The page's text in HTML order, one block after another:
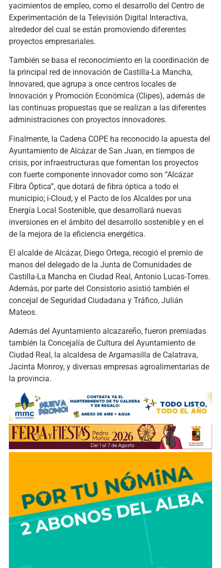
yacimientos de empleo, como el desarrollo del Centro de
Experimentación de la Televisión Digital Interactiva,
alrededor del cual se están promoviendo diferentes
proyectos empresariales.
También se basa el reconocimiento en la coordinación de
la principal red de innovación de Castilla-La Mancha,
Innovared, que agrupa a once centros locales de
Innovación y Promoción Económica (Clipes), además de
las continuas propuestas que se realizan a las diferentes
administraciones con proyectos innovadores.
Finalmente, la Cadena COPE ha reconocido la apuesta del
Ayuntamiento de Alcázar de San Juan, en tiempos de
crisis, por infraestructuras que fomentan los proyectos
con fuerte componente innovador como son “Alcázar
Fibra Óptica”, que dotará de fibra óptica a todo el
municipio; i-Cloud; y el Pacto de los Alcaldes por una
Energía Local Sostenible, que desarrollará nuevas
inversiones en el ámbito del desarrollo sostenible y en el
de la mejora de la eficiencia energética.
El alcalde de Alcázar, Diego Ortega, recogió el premio de
manos del delegado de la Junta de Comunidades de
Castilla-La Mancha en Ciudad Real, Antonio Lucas-Torres.
Además, por parte del Consistorio asistió también el
concejal de Seguridad Ciudadana y Tráfico, Julián
Mateos.
Además del Ayuntamiento alcazareño, fueron premiadas
también la Concejalía de Cultura del Ayuntamiento de
Ciudad Real, la alcaldesa de Argamasilla de Calatrava,
Jacinta Monroy, y diversas empresas agroalimentarias de
la provincia.